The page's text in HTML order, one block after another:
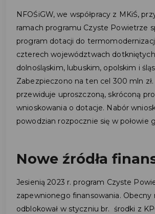
NFOŚiGW, we współpracy z MKiŚ,
ramach programu Czyste Powietrze
program dotacji do
czterech województwach
dolnośląskim, lubuskim, opolskim i
Zabezpieczono na ten cel 300 mln
przewiduje uproszczoną, skróconą
wnioskowania o dotacje. Nabór
powodzian rozpocznie się w połowie
Nowe źródła
Jesienią 2023 r. program Czyste
zapewnionego finansowania. Obecny
odblokował w styczniu br. środki z